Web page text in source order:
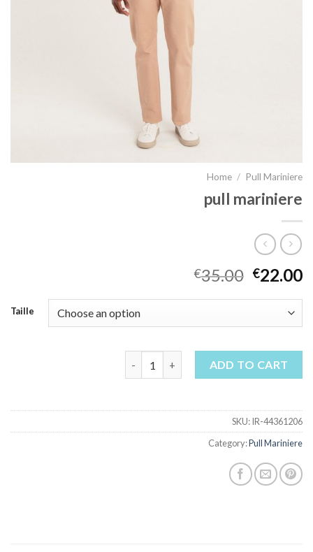
Home / Pull Mariniere
pull mariniere
€35.00 €22.00
Taille
ADD TO CART
SKU:IR-44361206
Category:Pull Mariniere